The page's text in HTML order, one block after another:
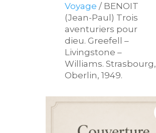
Voyage / BENOIT
(Jean-Paul) Trois
aventuriers pour
dieu. Greefell –
Livingstone –
Williams. Strasbourg,
Oberlin, 1949.